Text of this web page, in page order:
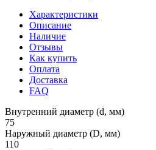
Характеристики
Описание
Наличие
Отзывы
Как купить
Оплата
Доставка
FAQ
Внутренний диаметр (d, мм)
75
Наружный диаметр (D, мм)
110